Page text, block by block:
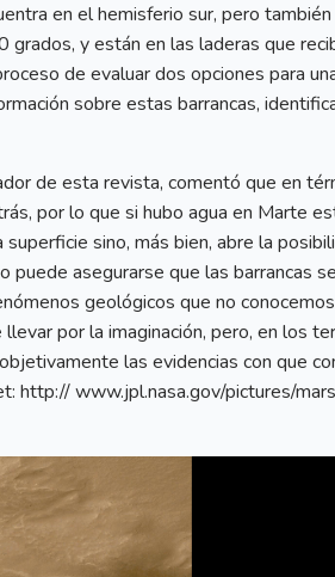
en el hemisferio sur, pero también
y están en las laderas que
de evaluar dos opciones para
sobre estas barrancas,
de esta revista, comentó que en
por lo que si hubo agua en Marte
sino, más bien, abre la
puede asegurarse que las barrancas
geológicos que no
por la imaginación, pero, en los
las evidencias con que
http:// www.jpl.nasa.gov/pictures/